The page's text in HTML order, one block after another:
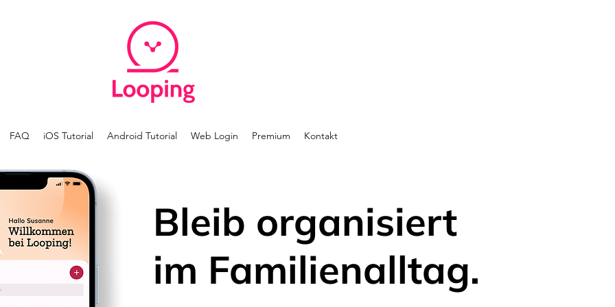
FAQ iOS Tutorial Android Tutorial Web Login Premium Kontakt
Bleib organisiert
im Familienalltag.